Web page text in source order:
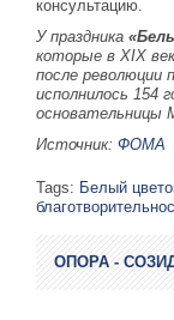
консультацию.
У праздника
которые в XIX
после революции
исполнилось 154
основательницы
Источник: ФОМА
Tags: Белый
ОПОРА -